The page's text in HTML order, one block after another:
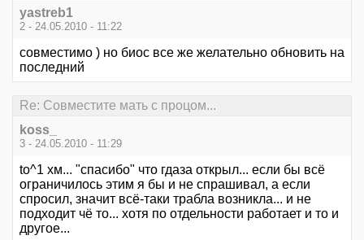
yastreb1
2 - 24.05.2010 - 11:22
совместимо ) но биос все же желательно обновить на
последний
Re: Совместите мать с процом...
koss_
3 - 24.05.2010 - 11:29
to^1 хм... "спасибо" что гдаза открыл... если бы всё
ограничилось этим я бы и не спрашивал, а если
спросил, значит всё-таки трабла возникла... и не
подходит чё то... хотя по отдельности работает и то и
другое...